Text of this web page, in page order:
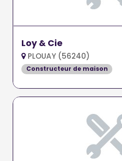
Loy & Cie
PLOUAY (56240)
Constructeur de maison